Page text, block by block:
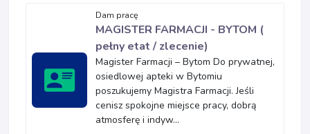
Dam pracę
MAGISTER FARMACJI - BYTOM (
pełny etat / zlecenie)
Magister Farmacji – Bytom Do prywatnej,
osiedlowej apteki w Bytomiu
poszukujemy Magistra Farmacji. Jeśli
cenisz spokojne miejsce pracy, dobrą
atmosferę i indyw...